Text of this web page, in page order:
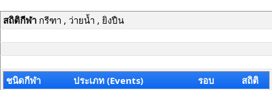
สถิติกีฬากรีฑา , ว่ายน้ำ , ยิงปืน
ชนิดกีฬา ประเภท (Events) รอบ สถิติ